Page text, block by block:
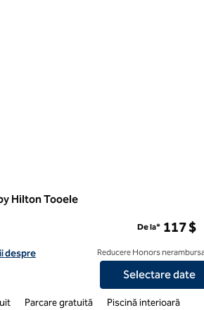
Hilton Tooele
hotelului pentru Home2 Suites by Hilton
despre
De la* 117 $
Reducere Honors
Selectare date
Parcare gratuită Piscină interioară